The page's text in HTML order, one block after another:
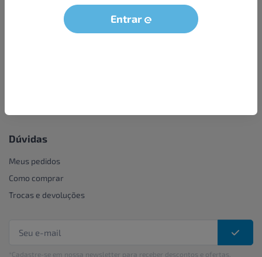
Entrar
Seja um parceiro
LGPD - Solicitação dos dados do titular
Dúvidas
Meus pedidos
Como comprar
Trocas e devoluções
*Cadastre-se em nossa newsletter para receber descontos e ofertas.